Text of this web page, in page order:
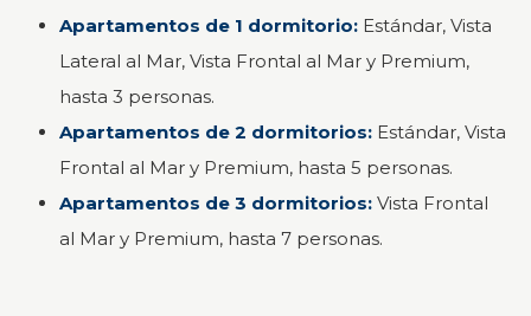
Apartamentos de 1 dormitorio: Estándar, Vista
Lateral al Mar, Vista Frontal al Mar y Premium,
hasta 3 personas.
Apartamentos de 2 dormitorios: Estándar, Vista
Frontal al Mar y Premium, hasta 5 personas.
Apartamentos de 3 dormitorios: Vista Frontal
al Mar y Premium, hasta 7 personas.